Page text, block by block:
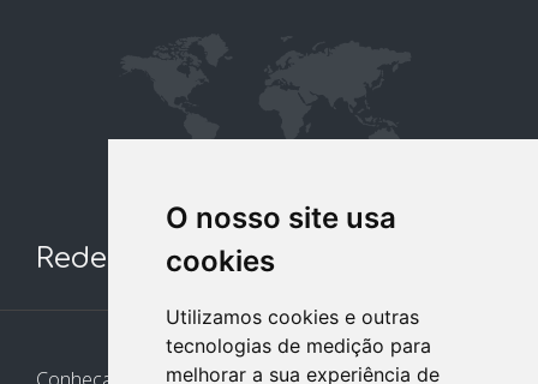
O nosso site usa
cookies
Utilizamos cookies e outras
tecnologias de medição para
melhorar a sua experiência de
Redes Sociais